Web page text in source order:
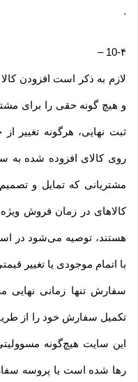
.
10-۴ –
لازم به ذکر است افزودن
و هیچ گونه حقی را برای
ثبت نهایی، هرگونه تغییر
روی کالای افزوده شده به
مشتریانی که تمایل و
کالاهای در زمان فروش
هستند، توصیه می‌شود در
با اتمام موجودی یا تغییر
سفارش تنها زمانی نهایی
تکمیل سفارش خود را از
این سایت هیچ‌گونه
رها شده است یا پروسه